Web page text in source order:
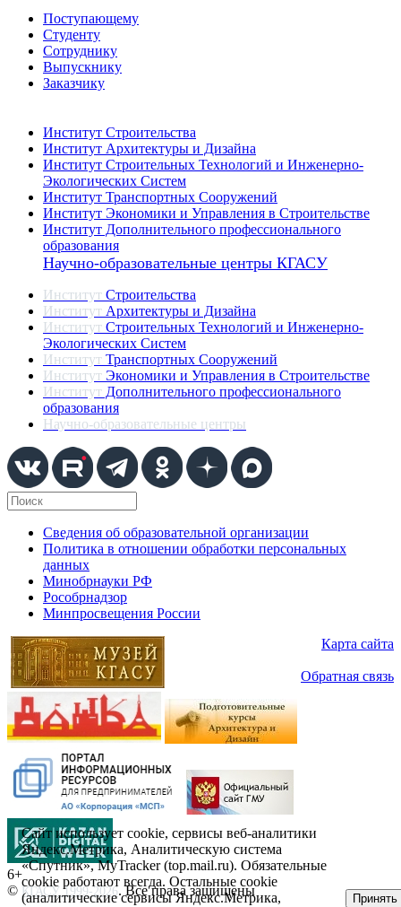
Поступающему
Студенту
Сотруднику
Выпускнику
Заказчику
Институт Строительства
Институт Архитектуры и Дизайна
Институт Строительных Технологий и Инженерно-
Экологических Систем
Институт Транспортных Сооружений
Институт Экономики и Управления в Строительстве
Институт Дополнительного профессионального
образования
Научно-образовательные центры КГАСУ
Институт Строительства
Институт Архитектуры и Дизайна
Институт Строительных Технологий и Инженерно-
Экологических Систем
Институт Транспортных Сооружений
Институт Экономики и Управления в Строительстве
Институт Дополнительного профессионального
образования
Научно-образовательные центры
Сведения об образовательной организации
Политика в отношении обработки персональных
данных
Минобрнауки РФ
Рособрнадзор
Минпросвещения России
Карта сайта
Обратная связь
6+
© КГАСУ 1999-2026. Все права защищены
Сайт использует cookie, сервисы веб-аналитики
Яндекс.Метрика, Аналитическую система
«Спутник», MyTracker (top.mail.ru). Обязательные
cookie работают всегда. Остальные сookie
(аналитические сервисы Яндекс.Метрика,
Принять